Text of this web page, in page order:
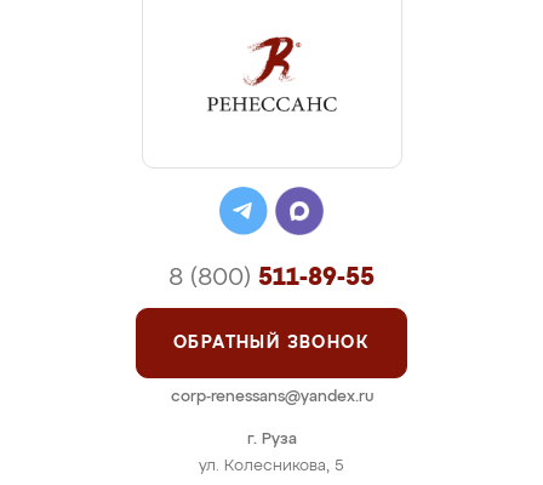
г. Руза
ул. Колесникова, 5
8 (800) 511-89-55
ОБРАТНЫЙ ЗВОНОК
corp-renessans@yandex.ru